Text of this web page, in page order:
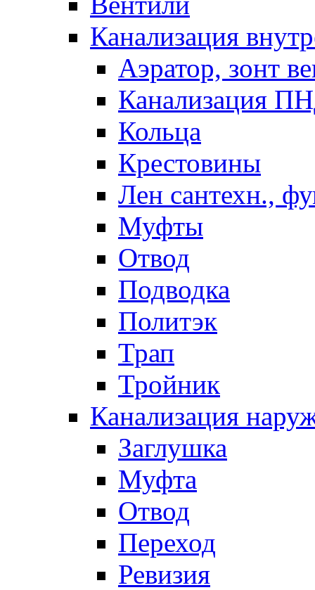
Канализация
Аэратор, зонт
Канализация
Кольца
Крестовины
Лен сантехн.,
Муфты
Отвод
Подводка
Политэк
Трап
Тройник
Канализация
Заглушка
Муфта
Отвод
Переход
Ревизия